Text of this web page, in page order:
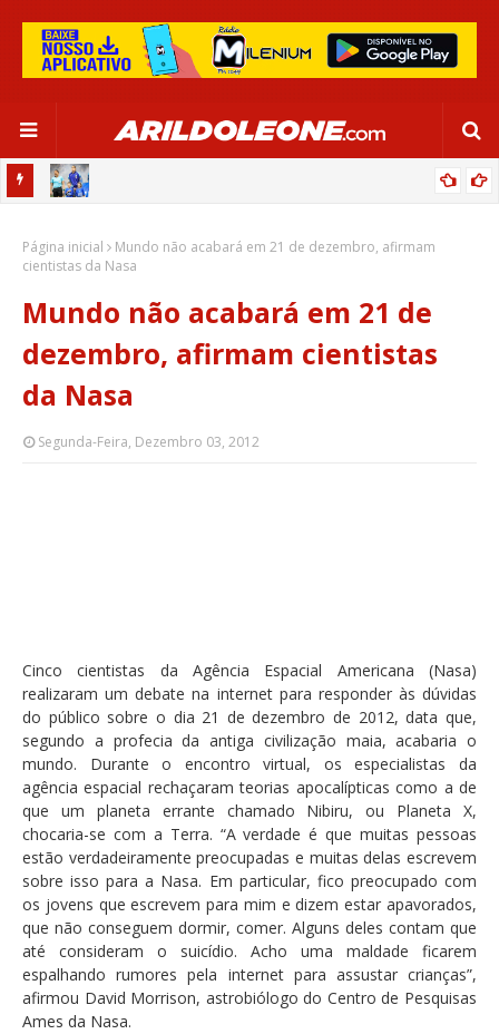
SALVADOR
Página inicial
Mundo não acabará em 21 de dezembro, afirmam
cientistas da Nasa
Mundo não acabará em 21 de
dezembro, afirmam cientistas
da Nasa
Segunda-Feira, Dezembro 03, 2012
Cinco cientistas da Agência Espacial Americana (Nasa)
realizaram um debate na internet para responder às dúvidas
do público sobre o dia 21 de dezembro de 2012, data que,
segundo a profecia da antiga civilização maia, acabaria o
mundo. Durante o encontro virtual, os especialistas da
agência espacial rechaçaram teorias apocalípticas como a de
que um planeta errante chamado Nibiru, ou Planeta X,
chocaria-se com a Terra. “A verdade é que muitas pessoas
estão verdadeiramente preocupadas e muitas delas escrevem
sobre isso para a Nasa. Em particular, fico preocupado com
os jovens que escrevem para mim e dizem estar apavorados,
que não conseguem dormir, comer. Alguns deles contam que
até consideram o suicídio. Acho uma maldade ficarem
espalhando rumores pela internet para assustar crianças”,
afirmou David Morrison, astrobiólogo do Centro de Pesquisas
Ames da Nasa.